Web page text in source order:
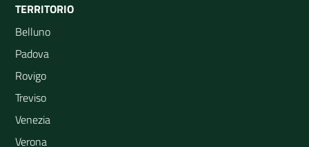
TERRITORIO
Belluno
Padova
Rovigo
Treviso
Venezia
Verona